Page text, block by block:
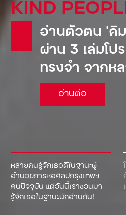
หลายคนรู้จักเธอดีในฐานะผู้
อำนวยการหอศิลปกรุงเทพฯ
คนปัจจุบัน แต่วันนี้เราชวนมา
รู้จักเธอในฐานะนักอ่านกัน!
KIND
อ่านตัวตน ‘คิ
ผ่าน 3 เล่มโป
ทรงจำ จากห
อ่านต่อ